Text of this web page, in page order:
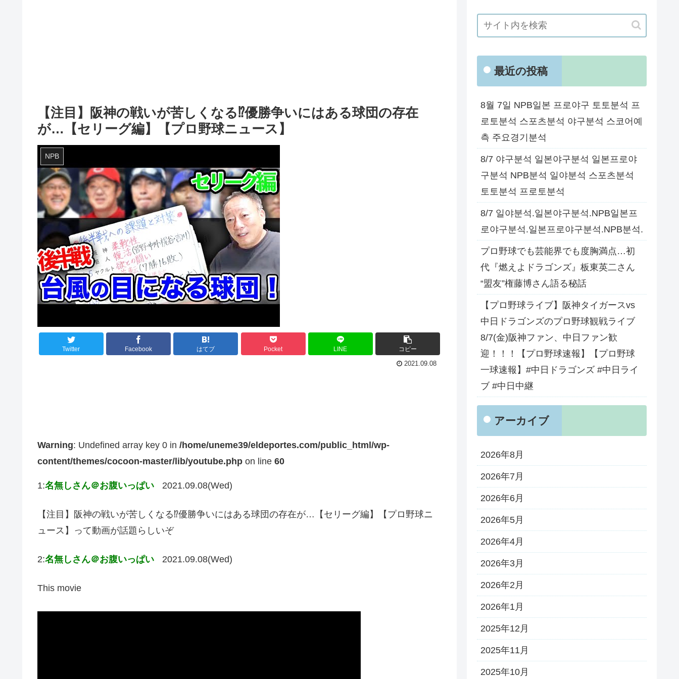
【注目】阪神の戦いが苦しくなる⁉︎優勝争いにはある球団の存在
が…【セリーグ編】【プロ野球ニュース】
NPB
Twitter Facebook はてブ Pocket LINE コピー
2021.09.08
Warning: Undefined array key 0 in /home/uneme39/eldeportes.com/public_html/wp-
content/themes/cocoon-master/lib/youtube.php on line 60
1:名無しさん＠お腹いっぱい 2021.09.08(Wed)
【注目】阪神の戦いが苦しくなる⁉︎優勝争いにはある球団の存在が…【セリーグ編】【プロ野球ニ
ュース】って動画が話題らしいぞ
2:名無しさん＠お腹いっぱい 2021.09.08(Wed)
This movie
最近の投稿
8월 7일 NPB일본 프로야구 토토분석 프
로토분석 스포츠분석 야구분석 스코어예
측 주요경기분석
8/7 야구분석 일본야구분석 일본프로야
구분석 NPB분석 일야분석 스포츠분석
토토분석 프로토분석
8/7 일야분석.일본야구분석.NPB일본프
로야구분석.일본프로야구분석.NPB분석.
プロ野球でも芸能界でも度胸満点…初
代『燃えよドラゴンズ』板東英二さん
“盟友”権藤博さん語る秘話
【プロ野球ライブ】阪神タイガースvs
中日ドラゴンズのプロ野球観戦ライブ
8/7(金)阪神ファン、中日ファン歓
迎！！！【プロ野球速報】【プロ野球
一球速報】#中日ドラゴンズ #中日ライ
ブ #中日中継
アーカイブ
2026年8月
2026年7月
2026年6月
2026年5月
2026年4月
2026年3月
2026年2月
2026年1月
2025年12月
2025年11月
2025年10月